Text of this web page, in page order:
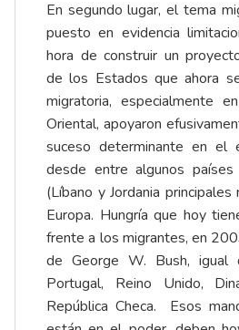
En segundo lugar, el tema
puesto en evidencia
hora de construir un
de los Estados que ahora
migratoria, especialmente
Oriental, apoyaron
suceso determinante en el
desde entre algunos
(Líbano y Jordania
Europa. Hungría que hoy
frente a los migrantes, en
de George W. Bush, igual
Portugal, Reino Unido,
República Checa. Esos